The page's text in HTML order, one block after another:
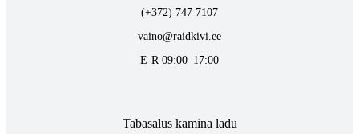
(+372) 747 7107
vaino@raidkivi.ee
E-R 09:00–17:00
Tabasalus kamina ladu